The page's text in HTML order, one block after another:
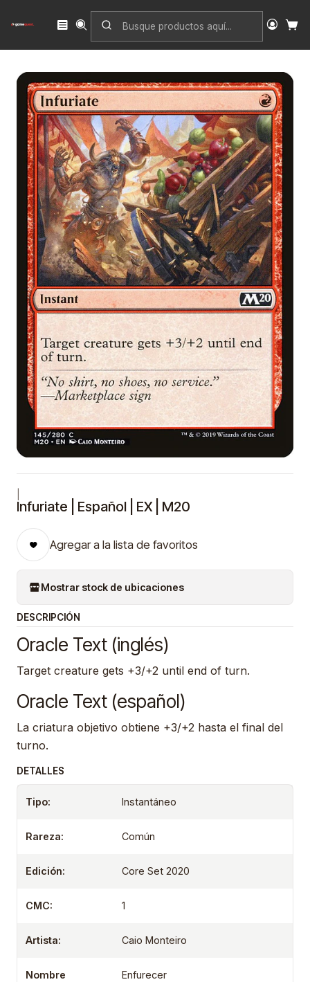
Inicio Singles
Core Set 2020
Infuriate | Español | EX | M20
Infuriate | Español | EX | M20
Agregar a la lista de favoritos
Mostrar stock de ubicaciones
DESCRIPCIÓN
Oracle Text (inglés)
Target creature gets +3/+2 until end of turn.
Oracle Text (español)
La criatura objetivo obtiene +3/+2 hasta el final del
turno.
DETALLES
Tipo: Instantáneo
Rareza: Común
Edición: Core Set 2020
CMC: 1
Artista: Caio Monteiro
Nombre
Enfurecer